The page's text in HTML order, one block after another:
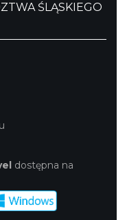
ŚLĄSKIEGO
dostępna na